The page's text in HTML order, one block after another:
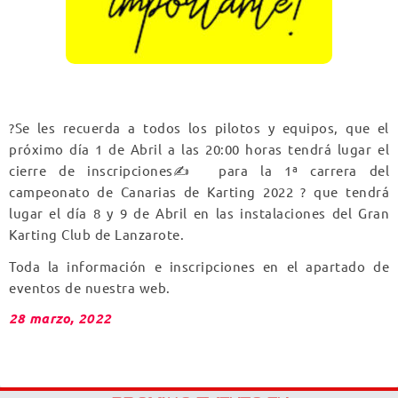
?Se les recuerda a todos los pilotos y equipos, que el
próximo día 1 de Abril a las 20:00 horas tendrá lugar el
cierre de inscripciones✍️ para la 1ª carrera del
campeonato de Canarias de Karting 2022 ? que tendrá
lugar el día 8 y 9 de Abril en las instalaciones del Gran
Karting Club de Lanzarote.
Toda la información e inscripciones en el apartado de
eventos de nuestra web.
28 marzo, 2022